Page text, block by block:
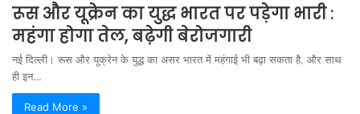
रूस और यूक्रेन का युद्ध भारत पर पड़ेगा भारी :
महंगा होगा तेल, बढ़ेगी बेरोजगारी
नई दिल्ली। रूस और यूक्रेन के युद्ध का असर भारत में महंगाई भी बढ़ा सकता है. और साथ
ही इन…
Read More »